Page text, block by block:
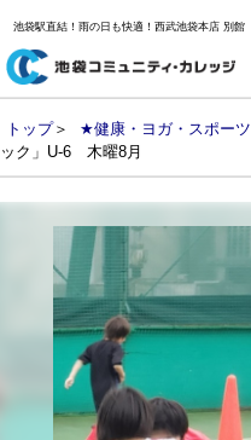
池袋駅直結！雨の日も快適！西武池袋本店 別館
トップ＞ ★健康・ヨガ・スポーツ
ック」U-6 木曜8月